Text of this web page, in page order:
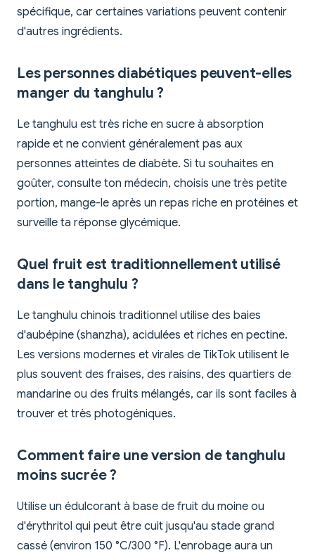
spécifique, car certaines variations peuvent contenir
d'autres ingrédients.
Les personnes diabétiques peuvent-elles
manger du tanghulu ?
Le tanghulu est très riche en sucre à absorption
rapide et ne convient généralement pas aux
personnes atteintes de diabète. Si tu souhaites en
goûter, consulte ton médecin, choisis une très petite
portion, mange-le après un repas riche en protéines et
surveille ta réponse glycémique.
Quel fruit est traditionnellement utilisé
dans le tanghulu ?
Le tanghulu chinois traditionnel utilise des baies
d'aubépine (shanzha), acidulées et riches en pectine.
Les versions modernes et virales de TikTok utilisent le
plus souvent des fraises, des raisins, des quartiers de
mandarine ou des fruits mélangés, car ils sont faciles à
trouver et très photogéniques.
Comment faire une version de tanghulu
moins sucrée ?
Utilise un édulcorant à base de fruit du moine ou
d'érythritol qui peut être cuit jusqu'au stade grand
cassé (environ 150 °C/300 °F). L'enrobage aura un